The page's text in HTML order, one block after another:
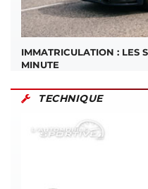
IMMATRICULATION : LES
MINUTE
TECHNIQUE